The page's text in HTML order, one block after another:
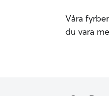
Våra
du vara